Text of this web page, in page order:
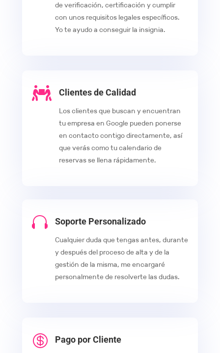
de verificación, certificación y cumplir
con unos requisitos legales específicos.
Yo te ayudo a conseguir la insignia.
 Clientes de Calidad
Los clientes que buscan y encuentran
tu empresa en Google pueden ponerse
en contacto contigo directamente, así
que verás como tu calendario de
reservas se llena rápidamente.
 Soporte Personalizado
Cualquier duda que tengas antes, durante
y después del proceso de alta y de la
gestión de la misma, me encargaré
personalmente de resolverte las dudas.
 Pago por Cliente